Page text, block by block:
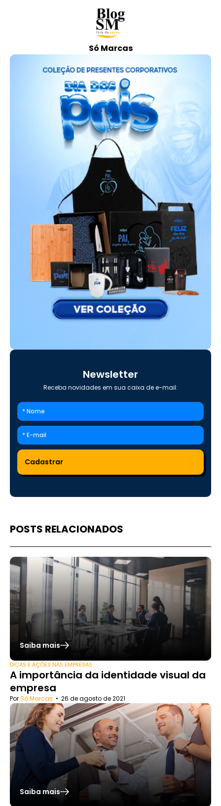
Só Marcas
Newsletter
Receba novidades em sua caixa de e-mail:
POSTS RELACIONADOS
Saiba mais
DICAS E AÇÕES NAS EMPRESAS
A importância da identidade visual da
empresa
PorSó Marcas • 26 de agosto de 2021
Saiba mais